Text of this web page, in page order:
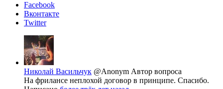
Facebook
Вконтакте
Twitter
Николай Васильчук @Anonym Автор вопроса
На фрилансе неплохой договор в принципе. Спасибо.